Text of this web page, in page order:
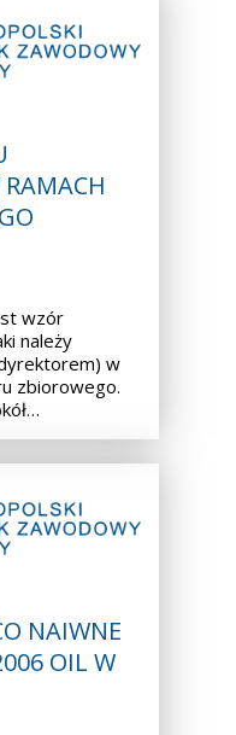
wzór
należy
w
zbiorowego.
NAIWNE
OIL W